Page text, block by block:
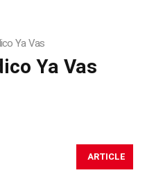
Ya Vas
Ya Vas
ARTICLE